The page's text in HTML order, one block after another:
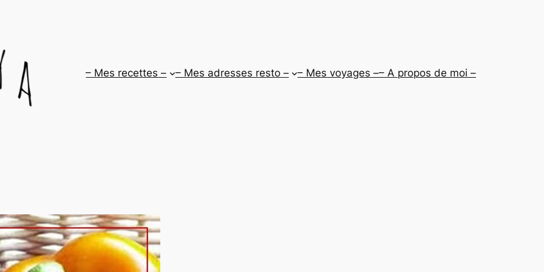
– Mes recettes – – Mes adresses resto – – Mes voyages –– A propos de moi –